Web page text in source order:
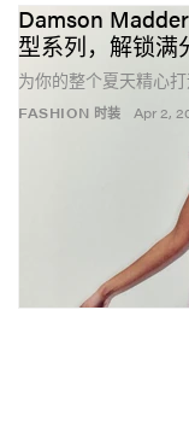
FASHION 时装
Damson
型系列，解锁满
为你的整个夏天精心
Apr 2,